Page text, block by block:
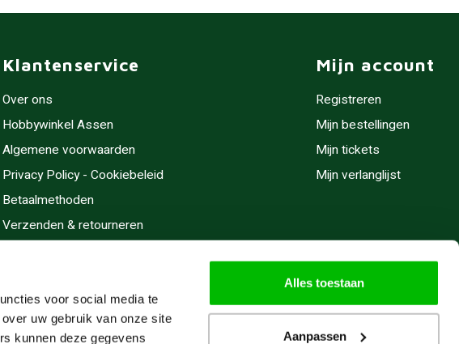
voor social media te
uw gebruik van onze site
kunnen deze gegevens
Alles toestaan
Aanpassen
Klantenservice
Over ons
Hobbywinkel Assen
Algemene voorwaarden
Privacy Policy - Cookiebeleid
Betaalmethoden
Verzenden & retourneren
Cadeaubonnen
Inlijsten
Mijn account
Registreren
Mijn bestellingen
Mijn tickets
Mijn verlanglijst